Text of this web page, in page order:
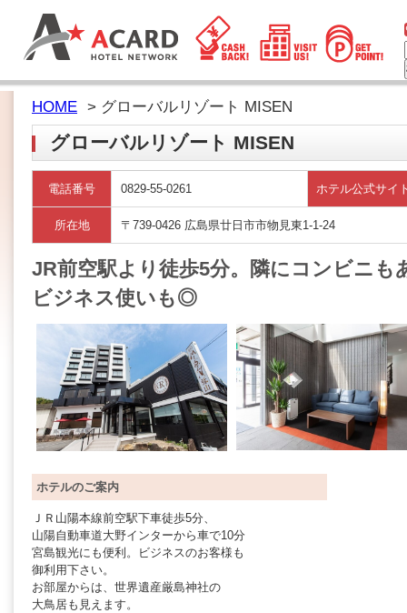
HOME > グローバルリゾート MISEN
グローバルリゾート MISEN
電話番号 0829-55-0261 ホテル公式サイ
所在地 〒739-0426 広島県廿日市市物見東1-1-24
JR前空駅より徒歩5分。隣にコンビニ
ビジネス使いも◎
ホテルのご案内
ＪＲ山陽本線前空駅下車徒歩5分、
山陽自動車道大野インターから車で10分
宮島観光にも便利。ビジネスのお客様も
御利用下さい。
お部屋からは、世界遺産厳島神社の
大鳥居も見えます。